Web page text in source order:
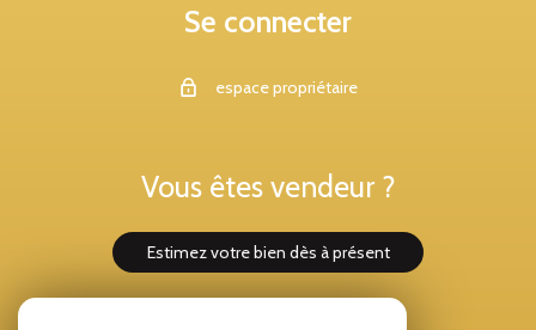
Se connecter
espace propriétaire
Vous êtes vendeur ?
estimez votre bien dès à présent